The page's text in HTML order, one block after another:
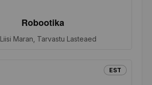
Robootika
Liisi Maran, Tarvastu Lasteaed
EST